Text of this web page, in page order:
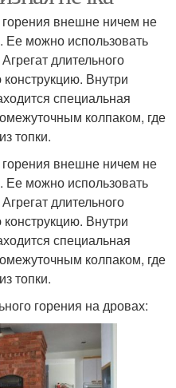
горения внешне ничем не
Ее можно использовать
длительного
Внутри
специальная
колпаком, где
топки.
горения внешне ничем не
Ее можно использовать
длительного
Внутри
специальная
колпаком, где
топки.
горения на дровах: